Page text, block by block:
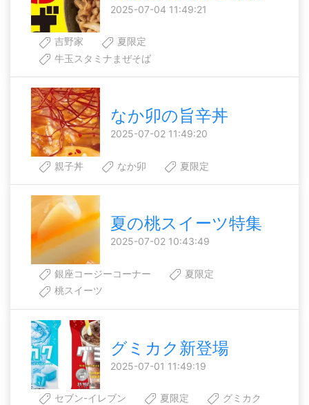
2025-07-04 11:49:21
吉野家
夏限定
牛玉スタミナまぜそば
なか卯の旨辛丼
2025-07-02 11:49:20
親子丼 なか卯 夏限定
夏の桃スイーツ特集
2025-07-02 10:43:49
銀座コージーコーナー
夏限定
桃スイーツ
グミカク新登場
2025-07-01 11:49:19
セブン-イレブン 夏限定 グミカク